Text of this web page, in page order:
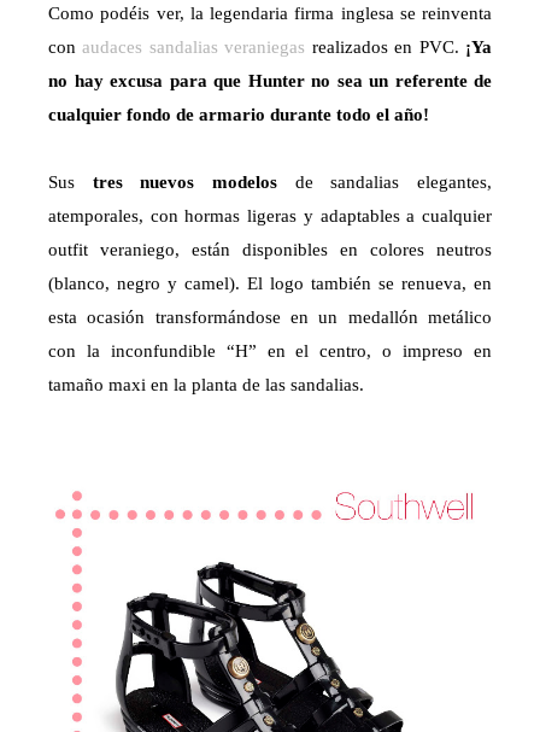
Como podéis ver, la legendaria firma inglesa se reinventa
conaudaces sandalias veraniegas realizados en PVC. ¡Ya
no hay excusa para que Hunter no sea un referente de
cualquier fondo de armario durante todo el año!
Sus tres nuevos modelos de sandalias elegantes,
atemporales, con hormas ligeras y adaptables a cualquier
outfit veraniego, están disponibles en colores neutros
(blanco, negro y camel). El logo también se renueva, en
esta ocasión transformándose en un medallón metálico
con la inconfundible “H” en el centro, o impreso en
tamaño maxi en la planta de las sandalias.